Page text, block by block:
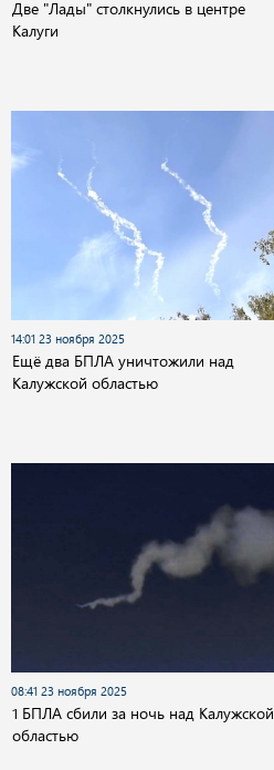
Две "Лады" столкнулись в центре
Калуги
14:01 23 ноября 2025
Ещё два БПЛА уничтожили над
Калужской областью
08:41 23 ноября 2025
1 БПЛА сбили за ночь над Калужской
областью